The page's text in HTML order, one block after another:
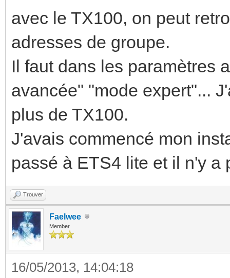
avec le TX100, on peut
adresses de groupe.
Il faut dans les paramètres
avancée" "mode expert"...
plus de TX100.
J'avais commencé mon
passé à ETS4 lite et il n'y a
Trouver
Faelwee
Member
16/05/2013, 14:04:18